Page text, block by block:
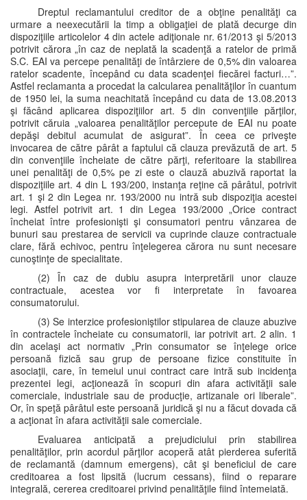
Dreptul reclamantului creditor de a obţine penalităţi ca
urmare a neexecutării la timp a obligaţiei de plată decurge din
dispoziţiile articolelor 4 din actele adiţionale nr. 61/2013 şi 5/2013
potrivit cărora „în caz de neplată la scadenţă a ratelor de primă
S.C. EAI va percepe penalităţi de întârziere de 0,5% din valoarea
ratelor scadente, începând cu data scadenţei fiecărei facturi…”.
Astfel reclamanta a procedat la calcularea penalităţilor în cuantum
de 1950 lei, la suma neachitată începând cu data de 13.08.2013
şi făcând aplicarea dispoziţiilor art. 5 din convenţiile părţilor,
potrivit căruia „valoarea penalităţilor percepute de EAI nu poate
depăşi debitul acumulat de asigurat”. În ceea ce priveşte
invocarea de către pârât a faptului că clauza prevăzută de art. 5
din convenţiile încheiate de către părţi, referitoare la stabilirea
unei penalităţi de 0,5% pe zi este o clauză abuzivă raportat la
dispoziţiile art. 4 din L 193/200, instanţa reţine că pârâtul, potrivit
art. 1 şi 2 din Legea nr. 193/2000 nu intră sub dispoziţia acestei
legi. Astfel potrivit art. 1 din Legea 193/2000 „Orice contract
încheiat între profesionişti şi consumatori pentru vânzarea de
bunuri sau prestarea de servicii va cuprinde clauze contractuale
clare, fără echivoc, pentru înţelegerea cărora nu sunt necesare
cunoştinţe de specialitate.
(2) În caz de dubiu asupra interpretării unor clauze
contractuale, acestea vor fi interpretate în favoarea
consumatorului.
(3) Se interzice profesioniştilor stipularea de clauze abuzive
în contractele încheiate cu consumatorii, iar potrivit art. 2 alin. 1
din acelaşi act normativ „Prin consumator se înţelege orice
persoană fizică sau grup de persoane fizice constituite în
asociaţii, care, în temeiul unui contract care intră sub incidenţa
prezentei legi, acţionează în scopuri din afara activităţii sale
comerciale, industriale sau de producţie, artizanale ori liberale”.
Or, în speţă pârâtul este persoană juridică şi nu a făcut dovada că
a acţionat în afara activităţii sale comerciale.
Evaluarea anticipată a prejudiciului prin stabilirea
penalităţilor, prin acordul părţilor acoperă atât pierderea suferită
de reclamantă (damnum emergens), cât şi beneficiul de care
creditoarea a fost lipsită (lucrum cessans), fiind o reparare
integrală, cererea creditoarei privind penalităţile fiind întemeiată.